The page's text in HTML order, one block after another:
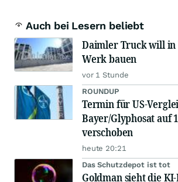
Auch bei Lesern beliebt
Daimler Truck will in
Werk bauen
vor 1 Stunde
ROUNDUP
Termin für US-
Bayer/Glyphosat auf
verschoben
heute 20:21
Das Schutzdepot ist tot
Goldman sieht die